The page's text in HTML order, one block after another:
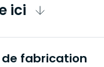
ici
de fabrication